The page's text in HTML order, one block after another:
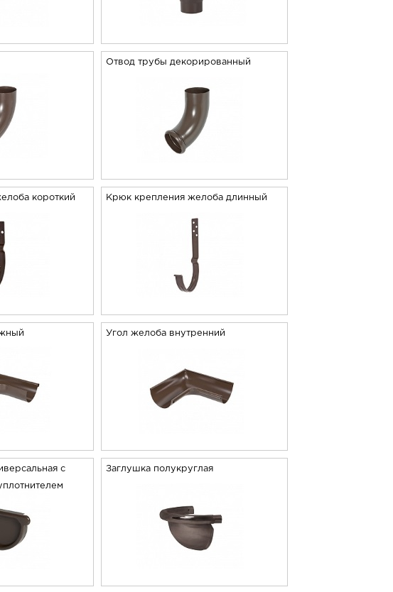
Отвод трубы декорированный
короткий Крюк крепления желоба длинный
Угол желоба внутренний
с Заглушка полукруглая